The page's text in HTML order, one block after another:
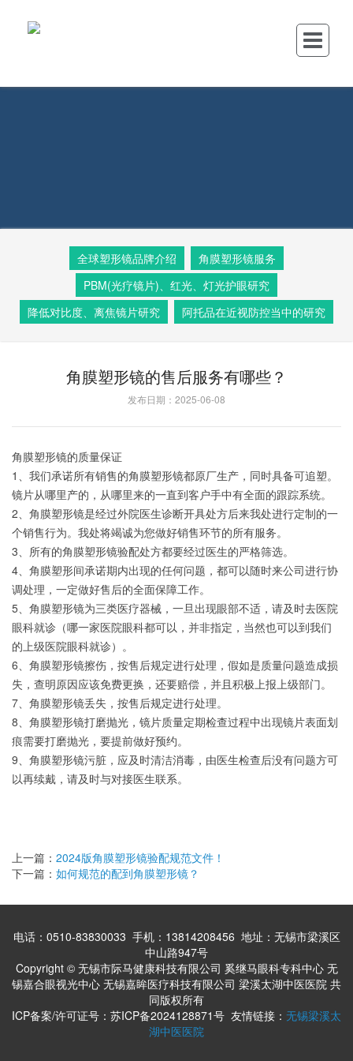
全球塑形镜品牌介绍
角膜塑形镜服务
PBM(光疗镜片)、红光、灯光护眼研究
降低对比度、离焦镜片研究
阿托品在近视防控当中的研究
角膜塑形镜的售后服务有哪些？
发布日期：2025-06-08
角膜塑形镜的质量保证
1、我们承诺所有销售的角膜塑形镜都原厂生产，同时具备可追塑。
镜片从哪里产的，从哪里来的一直到客户手中有全面的跟踪系统。
2、角膜塑形镜是经过外院医生诊断开具处方后来我处进行定制的一
个销售行为。我处将竭诚为您做好销售环节的所有服务。
3、所有的角膜塑形镜验配处方都要经过医生的严格筛选。
4、角膜塑形间承诺期内出现的任何问题，都可以随时来公司进行协
调处理，一定做好售后的全面保障工作。
5、角膜塑形镜为三类医疗器械，一旦出现眼部不适，请及时去医院
眼科就诊（哪一家医院眼科都可以，并非指定，当然也可以到我们
的上级医院眼科就诊）。
6、角膜塑形镜擦伤，按售后规定进行处理，假如是质量问题造成损
失，查明原因应该免费更换，还要赔偿，并且积极上报上级部门。
7、角膜塑形镜丢失，按售后规定进行处理。
8、角膜塑形镜打磨抛光，镜片质量定期检查过程中出现镜片表面划
痕需要打磨抛光，要提前做好预约。
9、角膜塑形镜污脏，应及时清洁消毒，由医生检查后没有问题方可
以再续戴，请及时与对接医生联系。
上一篇： 2024版角膜塑形镜验配规范文件！
下一篇： 如何规范的配到角膜塑形镜？
电话：0510-83830033 手机：13814208456 地址：无锡市梁溪区
中山路947号
Copyright © 无锡市际马健康科技有限公司 奚继马眼科专科中心 无
锡嘉合眼视光中心 无锡嘉眸医疗科技有限公司 梁溪太湖中医医院 共
同版权所有
ICP备案/许可证号：苏ICP备2024128871号 友情链接： 无锡梁溪太
湖中医医院